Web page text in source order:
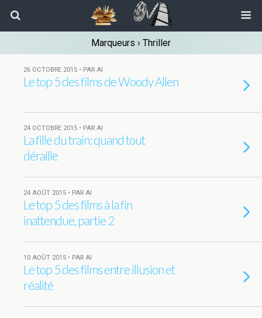
Marqueurs › Thriller
26 OCTOBRE 2015 • PAR AI
Le top 5 des films de Woody Allen
24 OCTOBRE 2015 • PAR AI
La fille du train: quand tout
déraille
24 AOÛT 2015 • PAR AI
Le top 5 des films à la fin
inattendue, partie 2
10 AOÛT 2015 • PAR AI
Le top 5 des films entre illusion et
réalité